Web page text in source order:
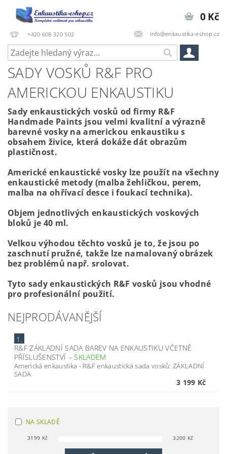
+420 608 320 502 info@enkaustika-eshop.cz
0 Kč
SADY VOSKŮ R&F PRO
AMERICKOU ENKAUSTIKU
Sady enkaustických vosků od firmy R&F
Handmade Paints jsou velmi kvalitní a výrazně
barevné vosky na americkou enkaustiku s
obsahem živice, která dokáže dát obrazům
plastičnost.
Americké enkaustické vosky lze použít na všechny
enkaustické metody (malba žehličkou, perem,
malba na ohřívací desce i foukací technika).
Objem jednotlivých enkaustických voskových
bloků je 40 ml.
Velkou výhodou těchto vosků je to, že jsou po
zaschnutí pružné, takže lze namalovaný obrázek
bez problémů např. srolovat.
Tyto sady enkaustických R&F vosků jsou vhodné
pro profesionální použití.
NEJPRODÁVANĚJŠÍ
1.
R&F ZÁKLADNÍ SADA BAREV NA ENKAUSTIKU VČETNĚ
PŘÍSLUŠENSTVÍ –SKLADEM
Americká enkaustika - R&F enkaustická sada vosků: ZÁKLADNÍ
SADA
3 199 Kč
NA SKLADĚ
3199 Kč 3200 Kč